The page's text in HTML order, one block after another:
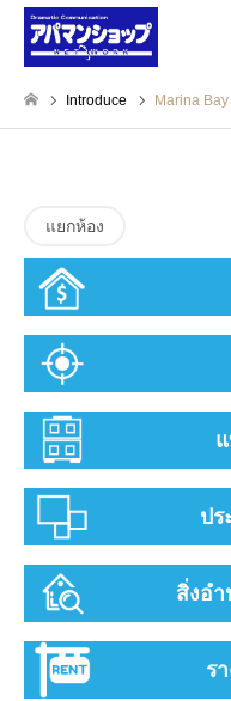
Introduce Marina
แยกห้อง
ปร
สิ่งอ
ร